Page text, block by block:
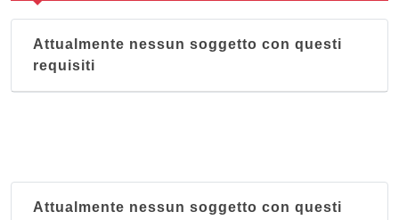
Attualmente nessun soggetto con questi
requisiti
Attualmente nessun soggetto con questi